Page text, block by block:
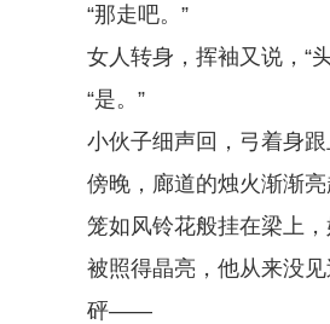
“那走吧。”
女人转身，挥袖又说，“
“是。”
小伙子细声回，弓着身跟
傍晚，廊道的烛火渐渐
笼如风铃花般挂在梁上
被照得晶亮，他从来没
砰——